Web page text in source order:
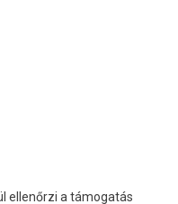
ellenőrzi a támogatás